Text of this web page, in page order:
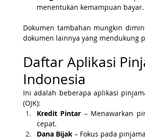
menentukan kemampuan bayar.
Dokumen tambahan mungkin
dokumen lainnya yang mendukung
Daftar Aplikasi
Indonesia
Ini adalah beberapa aplikasi
(OJK):
Kredit Pintar – Menawarkan
cepat.
Dana Bijak – Fokus pada